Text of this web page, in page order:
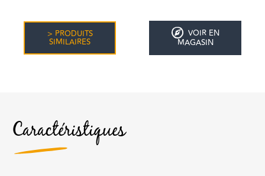
> PRODUITS
SIMILAIRES
VOIR EN
MAGASIN
Caractéristiques